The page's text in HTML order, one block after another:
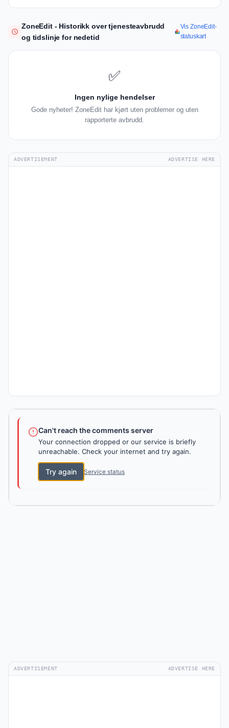
ZoneEdit - Historikk over tjenesteavbrudd
og tidslinje for nedetid
Vis ZoneEdit-
statuskart
✅
Ingen nylige hendelser
Gode nyheter! ZoneEdit har kjørt uten problemer og uten
rapporterte avbrudd.
ADVERTISEMENT ADVERTISE HERE
Can't reach the comments server
Your connection dropped or our service is briefly
unreachable. Check your internet and try again.
Try again Service status
ADVERTISEMENT ADVERTISE HERE